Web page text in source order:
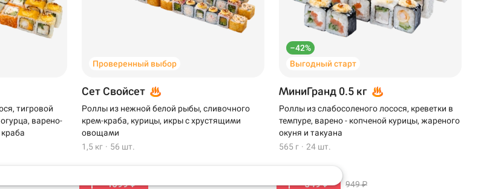
тигровой
варено-
Проверенный выбор
Сет Свойсет
Роллы из нежной белой рыбы, сливочного
крем-краба, курицы, икры с хрустящими
овощами
1,5 кг · 56 шт.
1099 ₽
–42%
Выгодный старт
МиниГранд 0.5 кг
Роллы из слабосоленого лосося, креветки в
темпуре, варено - копченой курицы, жареного
окуня и такуана
565 г · 24 шт.
549 ₽ 949 ₽
Уфа